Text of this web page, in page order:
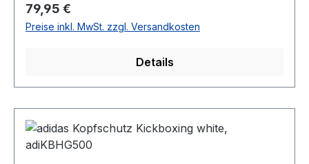
Regulärer Preis:
79,95 €
Preise inkl. MwSt. zzgl. Versandkosten
Details